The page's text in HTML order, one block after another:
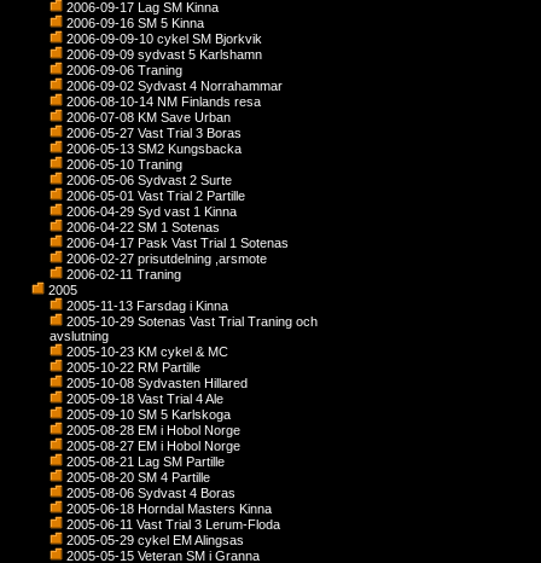
2006-09-17 Lag SM Kinna
2006-09-16 SM 5 Kinna
2006-09-09-10 cykel SM Bjorkvik
2006-09-09 sydvast 5 Karlshamn
2006-09-06 Traning
2006-09-02 Sydvast 4 Norrahammar
2006-08-10-14 NM Finlands resa
2006-07-08 KM Save Urban
2006-05-27 Vast Trial 3 Boras
2006-05-13 SM2 Kungsbacka
2006-05-10 Traning
2006-05-06 Sydvast 2 Surte
2006-05-01 Vast Trial 2 Partille
2006-04-29 Syd vast 1 Kinna
2006-04-22 SM 1 Sotenas
2006-04-17 Pask Vast Trial 1 Sotenas
2006-02-27 prisutdelning ,arsmote
2006-02-11 Traning
2005
2005-11-13 Farsdag i Kinna
2005-10-29 Sotenas Vast Trial Traning och
avslutning
2005-10-23 KM cykel & MC
2005-10-22 RM Partille
2005-10-08 Sydvasten Hillared
2005-09-18 Vast Trial 4 Ale
2005-09-10 SM 5 Karlskoga
2005-08-28 EM i Hobol Norge
2005-08-27 EM i Hobol Norge
2005-08-21 Lag SM Partille
2005-08-20 SM 4 Partille
2005-08-06 Sydvast 4 Boras
2005-06-18 Horndal Masters Kinna
2005-06-11 Vast Trial 3 Lerum-Floda
2005-05-29 cykel EM Alingsas
2005-05-15 Veteran SM i Granna